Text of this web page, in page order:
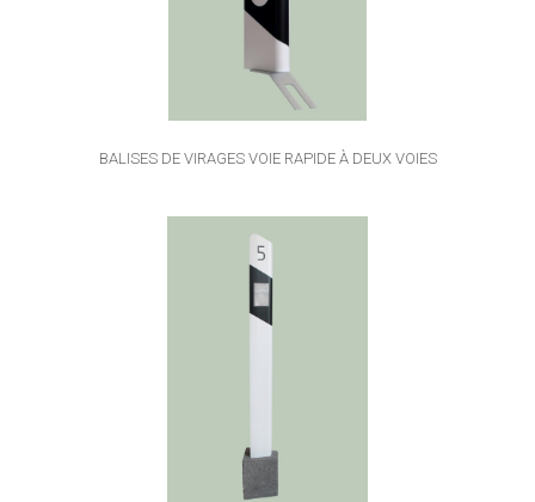
BALISES DE VIRAGES VOIE RAPIDE À DEUX VOIES